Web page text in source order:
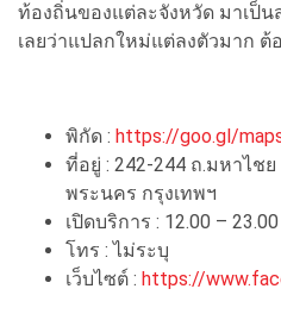
ท้องถิ่นของแต่ละจังหวัด มาเป็
เลยว่าแปลกใหม่แต่ลงตัวมาก ต้
พิกัด : https://goo.gl/
ที่อยู่ : 242-244 ถ.มหาไช
พระนคร กรุงเทพฯ
เปิดบริการ : 12.00 –
โทร : ไม่ระบุ
เว็บไซต์ : https://